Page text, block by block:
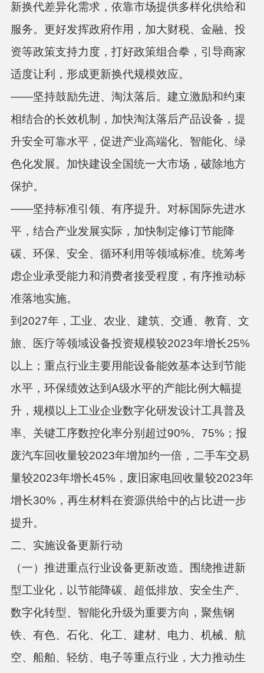
新换代差异化需求，依靠市场提供多样化供给和
服务。更好发挥政府作用，加大财税、金融、投
资等政策支持力度，打好政策组合拳，引导商家
适度让利，形成更新换代规模效应。
——坚持鼓励先进、淘汰落后。 建立激励和约束
相结合的长效机制，加快淘汰落后产品设备，提
升安全可靠水平，促进产业高端化、智能化、绿
色化发展。加快建设全国统一大市场，破除地方
保护。
——坚持标准引领、有序提升。 对标国际先进水
平，结合产业发展实际，加快制定修订节能降
碳、环保、安全、循环利用等领域标准。统筹考
虑企业承受能力和消费者接受程度，有序推动标
准落地实施。
到2027年，工业、农业、建筑、交通、教育、文
旅、医疗等领域设备投资规模较2023年增长25%
以上；重点行业主要用能设备能效基本达到节能
水平，环保绩效达到A级水平的产能比例大幅提
升，规模以上工业企业数字化研发设计工具普及
率、关键工序数控化率分别超过90%、75%；报
废汽车回收量较2023年增加约一倍，二手车交易
量较2023年增长45%，废旧家电回收量较2023年
增长30%，再生材料在资源供给中的占比进一步
提升。
二、实施设备更新行动
（一）推进重点行业设备更新改造。
围绕推进新
型工业化，以节能降碳、超低排放、安全生产、
数字化转型、智能化升级为重要方向，聚焦钢
铁、有色、石化、化工、建材、电力、机械、航
空、船舶、轻纺、电子等重点行业，大力推动生